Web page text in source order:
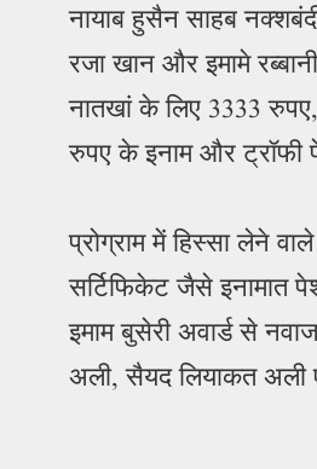
नायाब हुसैन साहब
रजा खान और इमामे
नातखां के लिए 3333
रुपए के इनाम और ट्रॉफी
प्रोग्राम में हिस्सा लेने
सर्टिफिकेट जैसे इनामात
इमाम बुसेरी अवार्ड से
अली, सैयद लियाकत अली